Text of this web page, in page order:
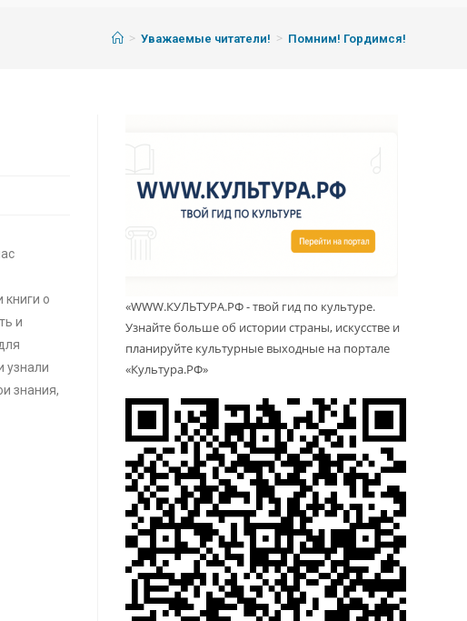
> Уважаемые читатели! > Помним! Гордимся!
о
и
узнали
знания,
«WWW.КУЛЬТУРА.РФ - твой гид по культуре.
Узнайте больше об истории страны, искусстве и
планируйте культурные выходные на портале
«Культура.РФ»